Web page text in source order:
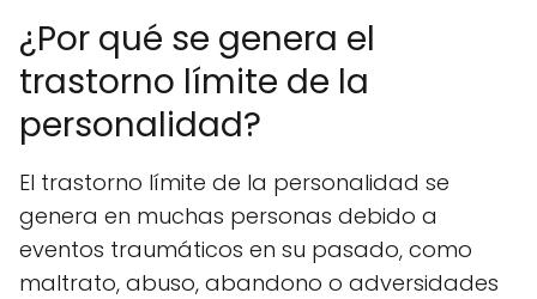
¿Por qué se genera el
trastorno límite de la
personalidad?
El trastorno límite de la personalidad se
genera en muchas personas debido a
eventos traumáticos en su pasado, como
maltrato, abuso, abandono o adversidades